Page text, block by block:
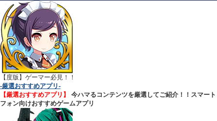
【 度版】ゲーマー必見！！
-厳選おすすめアプリ-
【厳選おすすめアプリ】
今ハマるコンテンツを厳選してご紹介！！スマート
フォン向けおすすめゲームアプリ